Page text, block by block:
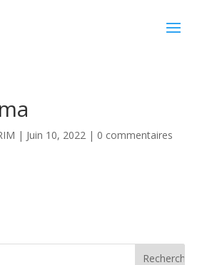
| Juin 10, 2022| 0 commentaires